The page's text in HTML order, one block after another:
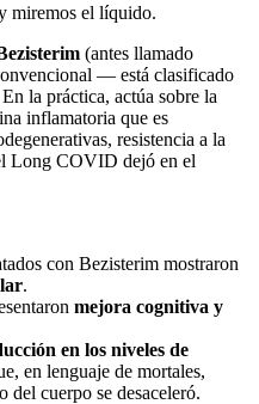
miremos el líquido.
(antes llamado
— está clasificado
En la práctica, actúa sobre la
inflamatoria que es
resistencia a la
Long COVID dejó en el
con Bezisterim mostraron
.
mejora cognitiva y
en los niveles de
en lenguaje de mortales,
cuerpo se desaceleró.